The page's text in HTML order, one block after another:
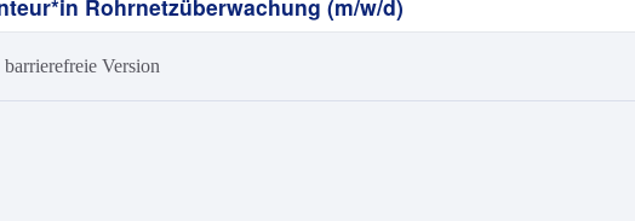
barrierefreie Version